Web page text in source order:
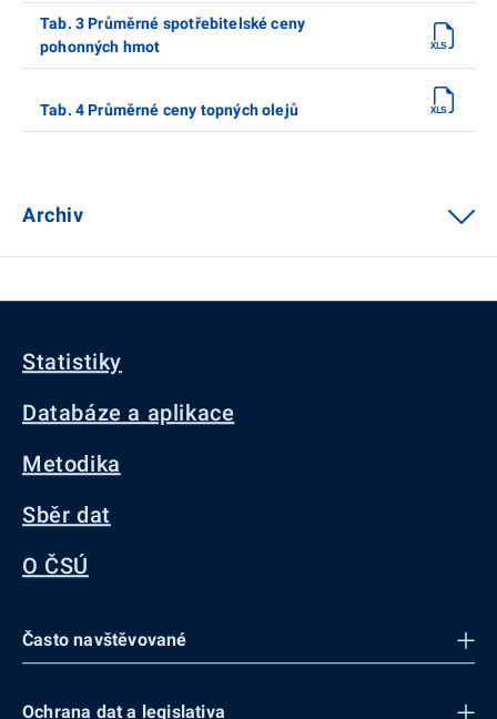
Tab. 3 Průměrné spotřebitelské ceny
pohonných hmot
Tab. 4 Průměrné ceny topných olejů
Archiv
Statistiky
Databáze a aplikace
Metodika
Sběr dat
O ČSÚ
Často navštěvované
Ochrana dat a legislativa